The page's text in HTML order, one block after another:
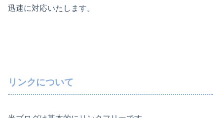
迅速に対応いたします。
リンクについて